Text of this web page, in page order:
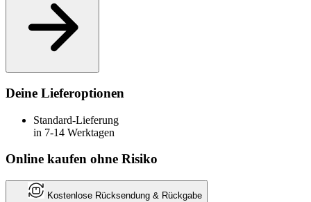
Deine Lieferoptionen
Standard-Lieferung
in 7-14 Werktagen
Online kaufen ohne Risiko
Kostenlose Rücksendung & Rückgabe